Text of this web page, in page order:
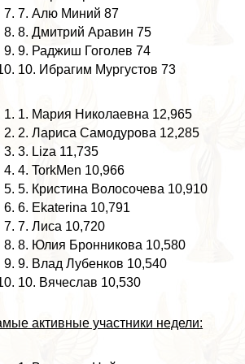
7. Алю Миний 87
8. Дмитрий Аравин 75
9. Раджиш Гоголев 74
10. Ибрагим Мургустов 73
1. Мария Николаевна 12,965
2. Лариса Самодурова 12,285
3. Liza 11,735
4. TorkMen 10,966
5. Кристина Волосочева 10,910
6. Ekaterina 10,791
7. Лиса 10,720
8. Юлия Бронникова 10,580
9. Влад Лубенков 10,540
10. Вячеслав 10,530
активные участники недели: